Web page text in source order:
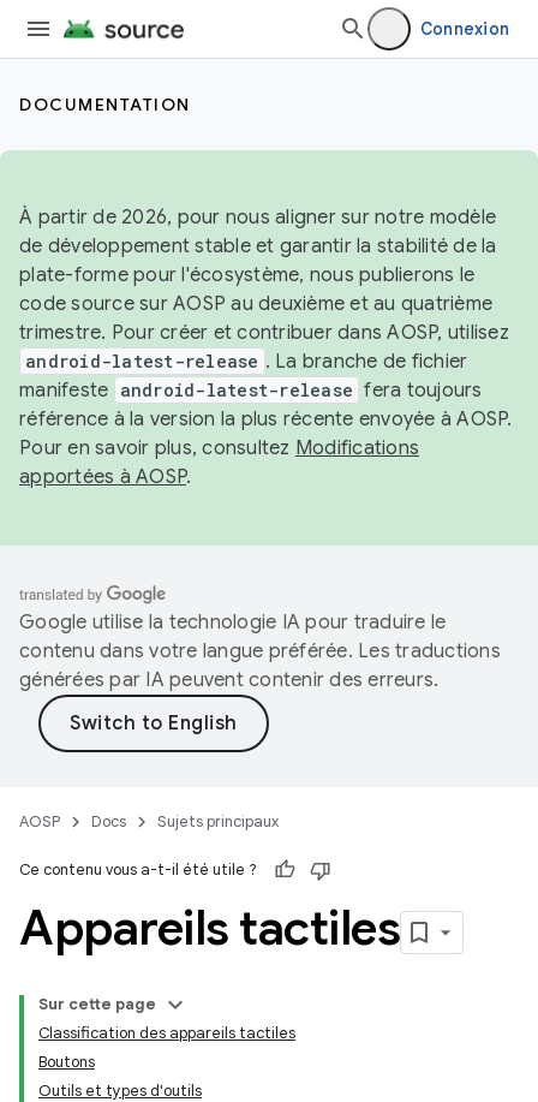
Connexion
DOCUMENTATION
À partir de 2026, pour nous aligner sur notre modèle
de développement stable et garantir la stabilité de la
plate-forme pour l'écosystème, nous publierons le
code source sur AOSP au deuxième et au quatrième
trimestre. Pour créer et contribuer dans AOSP, utilisez
android-latest-release . La branche de fichier
manifeste android-latest-release fera toujours
référence à la version la plus récente envoyée à AOSP.
Pour en savoir plus, consultez Modifications
apportées à AOSP.
Google utilise la technologie IA pour traduire le
contenu dans votre langue préférée. Les traductions
générées par IA peuvent contenir des erreurs.
AOSP Docs Sujets principaux
Ce contenu vous a-t-il été utile ?
Appareils tactiles
Sur cette page
Classification des appareils tactiles
Boutons
Outils et types d'outils